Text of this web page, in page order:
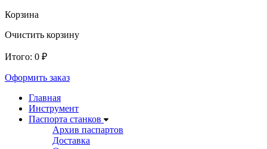
Корзина
Очистить корзину
Итого: 0 ₽
Оформить заказ
Главная
Инструмент
Паспорта станков
Архив паспартов
Доставка